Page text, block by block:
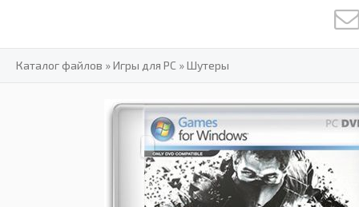
Каталог файлов »Игры для PC »Шутеры